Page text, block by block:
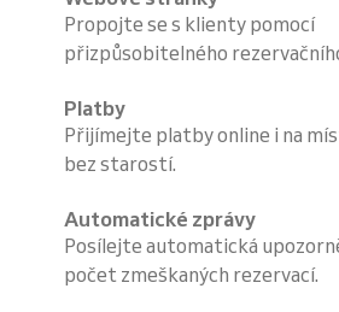
Propojte se s klienty pomocí
přizpůsobitelného
Platby
Přijímejte platby online i na
bez starostí.
Automatické zprávy
Posílejte automatická
počet zmeškaných rezervací.